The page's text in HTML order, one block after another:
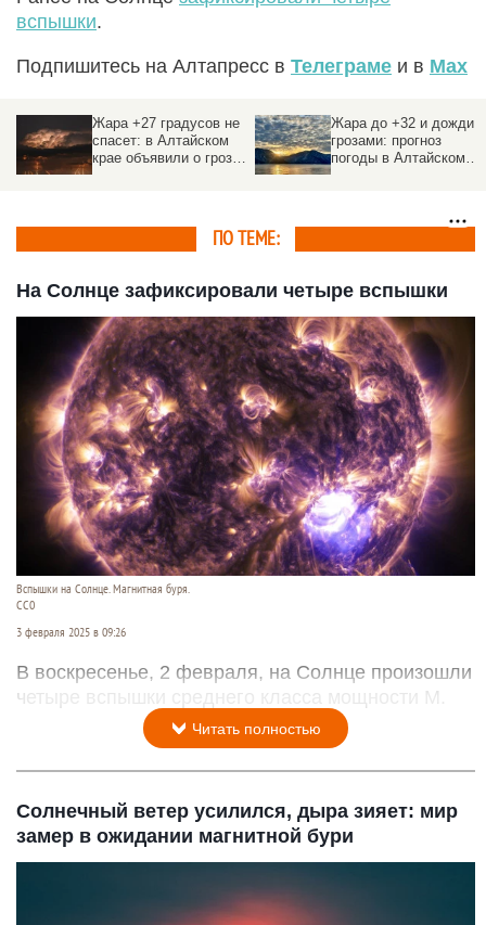
вспышки.
Подпишитесь на Алтапресс в Телеграме и в Max
Жара +27 градусов не
спасет: в Алтайском
крае объявили о грозах
Жара до +32 и дожди с
грозами: прогноз
погоды в Алтайском
ПО ТЕМЕ:
На Солнце зафиксировали четыре вспышки
Вспышки на Солнце. Магнитная буря.
СС0
3 февраля 2025 в 09:26
В воскресенье, 2 февраля, на Солнце произошли
четыре вспышки среднего класса мощности M.
Читать полностью
Солнечный ветер усилился, дыра зияет: мир
замер в ожидании магнитной бури